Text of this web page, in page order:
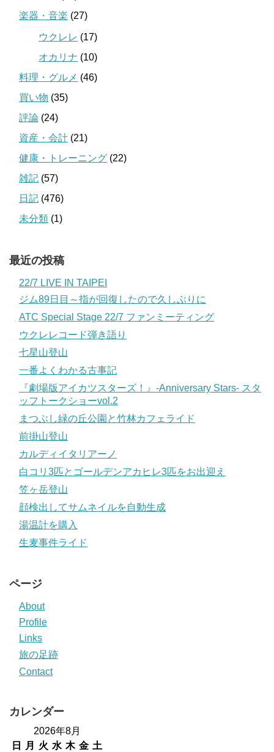
楽器・音楽 (27)
ウクレレ (17)
オカリナ (10)
料理・グルメ (46)
買い物 (35)
評論 (24)
資産・会計 (21)
健康・トレーニング (22)
雑記 (57)
日記 (476)
未分類 (1)
最近の投稿
22/7 LIVE IN TAIPEI
ジム89日目～指が回復したので久しぶりに
ATC Special Stage 22/7 ファンミーティング
ウクレレコード弾き語り
七星山登山
一番よくわかる古事記
『劇場版アイカツスターズ！』-Anniversary Stars- スタ
ッフトークショーvol.2
まつぶし緑の丘公園と竹林カフェライド
前掛山登山
カルディイタリアーノ
白コリ3匹とゴールデンアカヒレ3匹をお出迎え
笠ヶ岳登山
顔検出してサムネイルを自動生成
湯温計を購入
生麦事件ライド
ページ
About
Profile
Links
旅の足跡
Contact
カレンダー
2026年8月
日
月 火 水 木 金 土